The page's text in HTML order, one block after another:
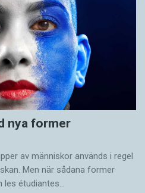
nya former
av människor används i regel
Men när sådana ­former
les étudiantes…